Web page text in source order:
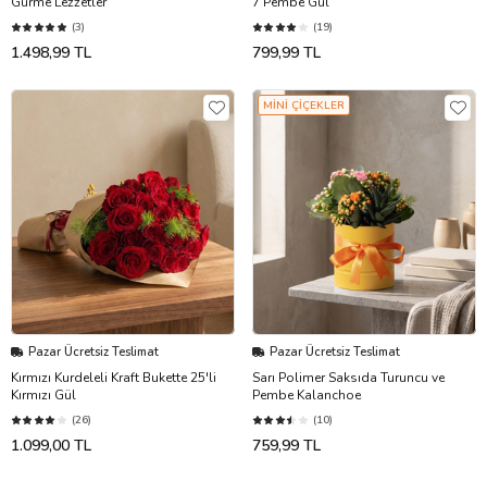
(3)
1.498,99 TL
(19)
799,99 TL
Pazar Ücretsiz Teslimat
Kırmızı Kurdeleli Kraft Bukette 25'li
Kırmızı Gül
(26)
1.099,00 TL
MİNİ ÇİÇEKLER
Pazar Ücretsiz Teslimat
Sarı Polimer Saksıda Turuncu ve
Pembe Kalanchoe
(10)
759,99 TL